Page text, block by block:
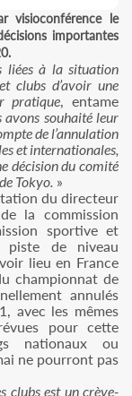
visioconférence le
importantes
liées à la situation
clubs d’avoir une
pratique, entame
avons souhaité leur
de l’annulation
et internationales,
décision du comité
Tokyo. »
du directeur
la commission
sportive et
piste de niveau
lieu en France
championnat de
annulés
avec les mêmes
pour cette
nationaux ou
ne pourront pas
clubs est un crève-